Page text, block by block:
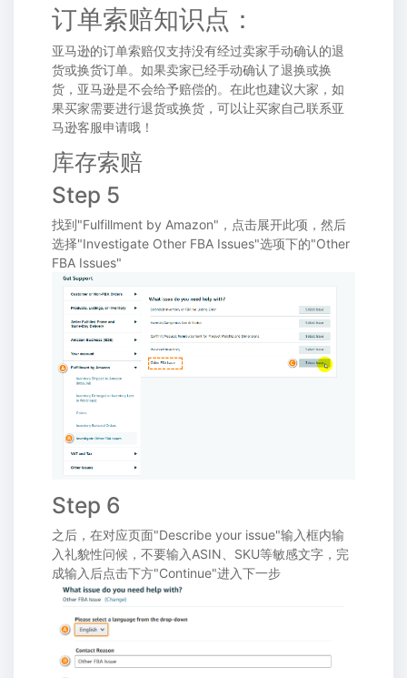
订单索赔知识点：
亚马逊的订单索赔仅支持没有经过卖家手动确认的退
货或换货订单。如果卖家已经手动确认了退换或换
货，亚马逊是不会给予赔偿的。在此也建议大家，如
果买家需要进行退货或换货，可以让买家自己联系亚
马逊客服申请哦！
库存索赔
Step 5
找到"Fulfillment by Amazon"，点击展开此项，然后
选择"Investigate Other FBA Issues"选项下的"Other
FBA Issues"
Step 6
之后，在对应页面"Describe your issue"输入框内输
入礼貌性问候，不要输入ASIN、SKU等敏感文字，完
成输入后点击下方"Continue"进入下一步